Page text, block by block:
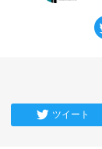
ツイート